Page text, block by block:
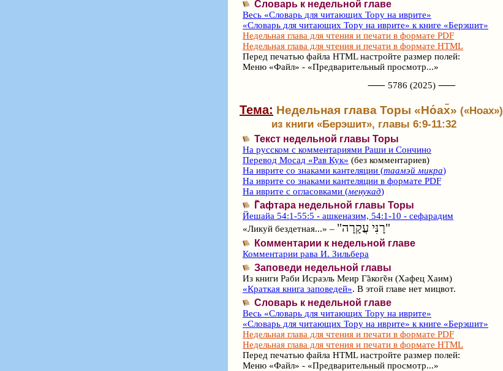
Словарь к недельной главе
Весь «Словарь для читающих Тору на иврите»
«Словарь для читающих Тору на иврите» к книге «Берэшит»
Недельная глава для чтения и печати в формате PDF
Недельная глава для чтения и печати в формате HTML
Перед печатью файла HTML настройте размер полей:
Меню «Файл» - «Предварительный просмотр...»
⸺ 5786 (2025) ⸺
Тема: Недельная глава Торы «Но́ах̃» («Ноах»)
из книги «Берэшит», главы 6:9-11:32
Текст недельной главы Торы
На русском с комментариями Раши и Сончино
Перевод Мосад «Рав Кук» (без комментариев)
На иврите со знаками кантеляции (таамэй микра)
На иврите со знаками кантеляции в формате PDF
На иврите с огласовками (менукад)
Г̃афтара недельной главы Торы
Йешайа 54:1-55:5 - ашкеназим, 54:1-10 - сефарадим
«Ликуй бездетная...» – "רָנִּי עֲקָרָה"
Комментарии к недельной главе
Комментарии рава И. Зильбера
Заповеди недельной главы
Из книги Раби Исраэль Меир Г̃аког̃ен (Хафец Хаим)
«Краткая книга заповедей». В этой главе нет мицвот.
Словарь к недельной главе
Весь «Словарь для читающих Тору на иврите»
«Словарь для читающих Тору на иврите» к книге «Берэшит»
Недельная глава для чтения и печати в формате PDF
Недельная глава для чтения и печати в формате HTML
Перед печатью файла HTML настройте размер полей:
Меню «Файл» - «Предварительный просмотр...»